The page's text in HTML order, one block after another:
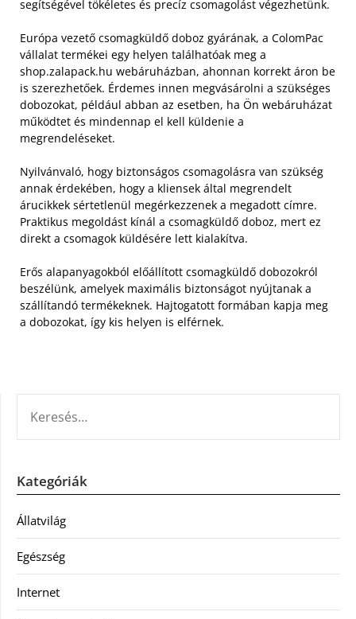
segítségével tökéletes és precíz csomagolást végezhetünk.
Európa vezető csomagküldő doboz gyárának, a ColomPac
vállalat termékei egy helyen találhatóak meg a
shop.zalapack.hu webáruházban, ahonnan korrekt áron be
is szerezhetőek. Érdemes innen megvásárolni a szükséges
dobozokat, például abban az esetben, ha Ön webáruházat
működtet és mindennap el kell küldenie a
megrendeléseket.
Nyilvánvaló, hogy biztonságos csomagolásra van szükség
annak érdekében, hogy a kliensek által megrendelt
árucikkek sértetlenül megérkezzenek a megadott címre.
Praktikus megoldást kínál a csomagküldő doboz, mert ez
direkt a csomagok küldésére lett kialakítva.
Erős alapanyagokból előállított csomagküldő dobozokról
beszélünk, amelyek maximális biztonságot nyújtanak a
szállítandó termékeknek. Hajtogatott formában kapja meg
a dobozokat, így kis helyen is elférnek.
Kategóriák
Állatvilág
Egészség
Internet